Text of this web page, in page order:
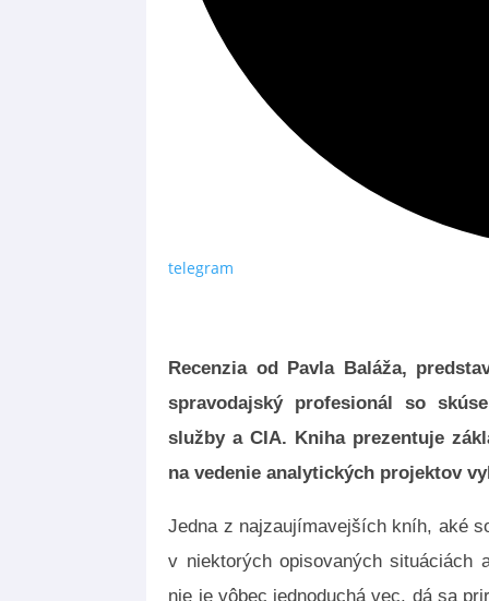
telegram
Recenzia od Pavla Baláža,
spravodajský profesionál so
služby a CIA. Kniha prezentuje
na vedenie analytických projektov
Jedna z najzaujímavejších kníh, aké
v niektorých opisovaných situáciách
nie je vôbec jednoduchá vec, dá sa